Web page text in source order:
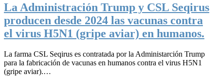
La Administración Trump y CSL Seqirus
producen desde 2024 las vacunas contra
el virus H5N1 (gripe aviar) en humanos.
La farma CSL Seqirus es contratada por la Administarción Trump
para la fabricación de vacunas en humanos contra el virus H5N1
(gripe aviar).…